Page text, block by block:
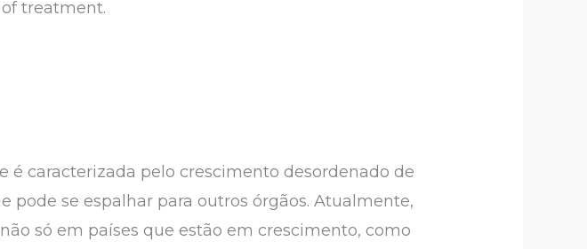
treatment.
caracterizada pelo crescimento desordenado de
se espalhar para outros órgãos. Atualmente,
só em países que estão em crescimento, como